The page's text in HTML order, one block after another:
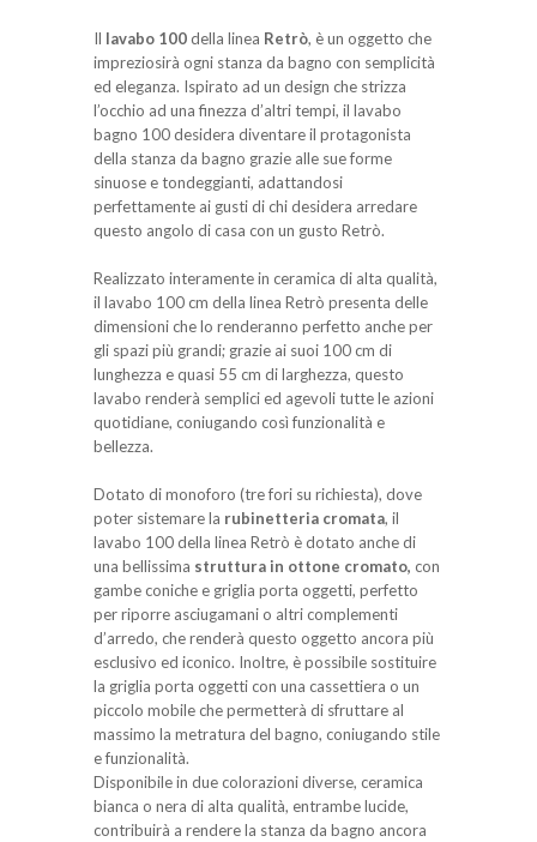
Il lavabo 100della linea Retrò, è un oggetto che
impreziosirà ogni stanza da bagno con semplicità
ed eleganza. Ispirato ad un design che strizza
l’occhio ad una finezza d’altri tempi, il lavabo
bagno 100 desidera diventare il protagonista
della stanza da bagno grazie alle sue forme
sinuose e tondeggianti, adattandosi
perfettamente ai gusti di chi desidera arredare
questo angolo di casa con un gusto Retrò.
Realizzato interamente in ceramica di alta qualità,
il lavabo 100 cm della linea Retrò presenta delle
dimensioni che lo renderanno perfetto anche per
gli spazi più grandi; grazie ai suoi 100 cm di
lunghezza e quasi 55 cm di larghezza, questo
lavabo renderà semplici ed agevoli tutte le azioni
quotidiane, coniugando così funzionalità e
bellezza.
Dotato di monoforo (tre fori su richiesta), dove
poter sistemare la rubinetteria cromata, il
lavabo 100 della linea Retrò è dotato anche di
una bellissima struttura in ottone cromato, con
gambe coniche e griglia porta oggetti, perfetto
per riporre asciugamani o altri complementi
d’arredo, che renderà questo oggetto ancora più
esclusivo ed iconico. Inoltre, è possibile sostituire
la griglia porta oggetti con una cassettiera o un
piccolo mobile che permetterà di sfruttare al
massimo la metratura del bagno, coniugando stile
e funzionalità.
Disponibile in due colorazioni diverse, ceramica
bianca o nera di alta qualità, entrambe lucide,
contribuirà a rendere la stanza da bagno ancora